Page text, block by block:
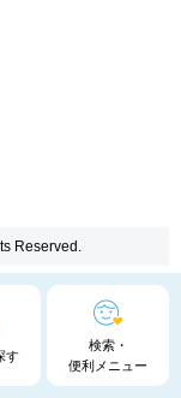
す
検索・
便利メニュー
Reserved.